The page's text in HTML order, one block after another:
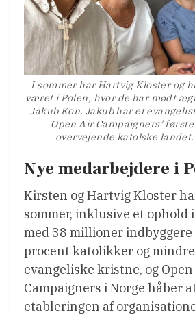
I sommer har Hartvig Kloster og
været i Polen, hvor de har mødt
Jakub Kon. Jakub har et
Open Air Campaigners’
overvejende katolske
Nye medarbejdere i
Kirsten og Hartvig Kloster
sommer, inklusive et ophold
med 38 millioner indbyggere
procent katolikker og
evangeliske kristne, og
Campaigners i Norge håber
etableringen af